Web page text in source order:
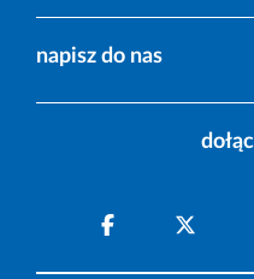
napisz do nas